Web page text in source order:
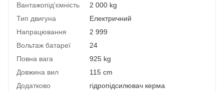
Вантажопід'ємність
2 000 kg
Тип двигуна
Електричний
Напрацювання
2 999
Вольтаж батареї
24
Повна вага
925 kg
Довжина вил
115 cm
Додатково
гідропідсилювач керма